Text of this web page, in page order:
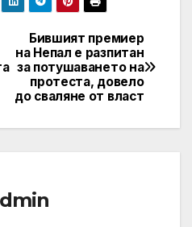
Бившият премиер
на Непал е разпитан
за потушаването на
протеста, довело
до сваляне от власт